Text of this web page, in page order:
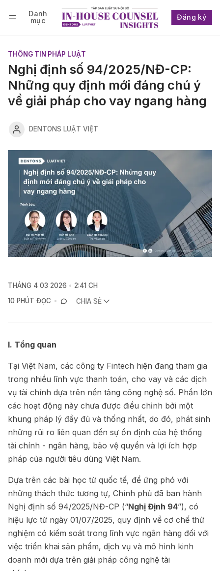
Danh
mục
Đăng ký
Đăng ký Follow
THÔNG TIN PHÁP LUẬT
Nghị định số 94/2025/NĐ-CP:
Những quy định mới đáng chú ý
về giải pháp cho vay ngang hàng
DENTONS LUẬT VIỆT
THÁNG 4 03 2026
2:41 CH
10 PHÚT ĐỌC
CHIA SẺ
I. Tổng quan
Tại Việt Nam, các công ty Fintech hiện đang tham gia
trong nhiều lĩnh vực thanh toán, cho vay và các dịch
vụ tài chính dựa trên nền tảng công nghệ số. Phần lớn
các hoạt động này chưa được điều chỉnh bởi một
khung pháp lý đầy đủ và thống nhất, do đó, phát sinh
những rủi ro liên quan đến sự ổn định của hệ thống
tài chính - ngân hàng, bảo vệ quyền và lợi ích hợp
pháp của người tiêu dùng Việt Nam.
Dựa trên các bài học từ quốc tế, để ứng phó với
những thách thức tương tự, Chính phủ đã ban hành
Nghị định số 94/2025/NĐ-CP (“Nghị Định 94”), có
hiệu lực từ ngày 01/07/2025, quy định về cơ chế thử
nghiệm có kiểm soát trong lĩnh vực ngân hàng đối với
việc triển khai sản phẩm, dịch vụ và mô hình kinh
doanh mới dựa trên giải pháp công nghệ tài